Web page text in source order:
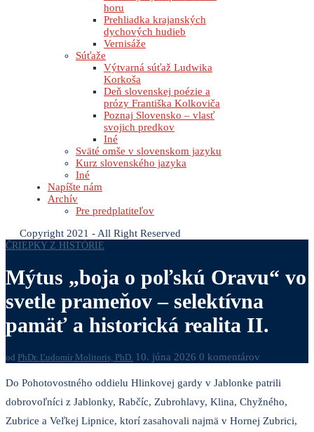
horu
Prehliadka krajanských
dychových hudieb
Vernisáže
Súťaže
Výtvarná súťaž Ludwika
Korkoša
Deň slovenskej poézie a
prózy Františka Kolkoviča
Poznaj Slovensko – vlasť
svojich predkov
Iné
Sväté omše v slovenskom jazyku
Kurz slovenského jazyka
Iné
Napíšte nám
Archív
Pre predplatiteľov
Copyright 2021 - All Right Reserved
ČRIEPKY Z HISTÓRIE
Mýtus „boja o poľskú Oravu“ vo
svetle prameňov – selektívna
pamäť a historická realita II.
od PhDr. Ľudomír Molitoris, PhD. 10. júna 2026 0 komentárov
Do Pohotovostného oddielu Hlinkovej gardy v Jablonke patrili
dobrovoľníci z Jablonky, Rabčíc, Zubrohlavy, Klina, Chyžného,
Zubrice a Veľkej Lipnice, ktorí zasahovali najmä v Hornej Zubrici,